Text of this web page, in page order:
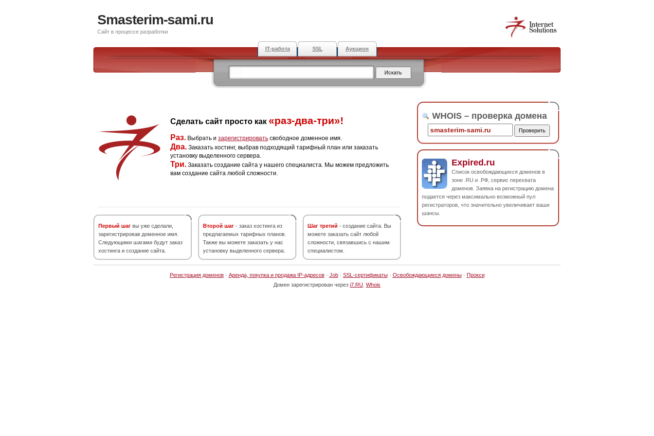
Smasterim-sami.ru
Сайт в процессе разработки
IT-работа SSL Аукцион
Сделать сайт просто как «раз-два-три»!
Раз. Выбрать и зарегистрировать свободное доменное имя.
Два. Заказать хостинг, выбрав подходящий тарифный план или заказать
установку выделенного сервера.
Три. Заказать создание сайта у нашего специалиста. Мы можем предложить
вам создание сайта любой сложности.
Первый шаг вы уже сделали,
зарегистрировав доменное имя.
Следующими шагами будут заказ
хостинга и создание сайта.
Второй шаг - заказ хостинга из
предлагаемых тарифных планов.
Также вы можете заказать у нас
установку выделенного сервера.
Шаг третий - создание сайта. Вы
можете заказать сайт любой
сложности, связавшись с нашим
специалистом.
WHOIS – проверка домена
Expired.ru
Список освобождающихся доменов в
зоне .RU и .РФ, сервис перехвата
доменов. Заявка на регистрацию домена
подается через максимально возможный пул
регистраторов, что значительно увеличивает ваши
шансы.
Регистрация доменов· Аренда, покупка и продажа IP-адресов· Job· SSL-сертификаты· Освобождающиеся домены· Прокси
Домен зарегистрирован через i7.RU Whois